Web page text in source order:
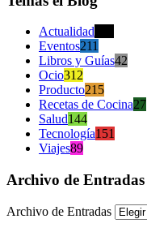
Actualidad
Eventos211
Libros y Guías42
Ocio312
Producto215
Recetas de Cocina27
Salud144
Tecnología151
Viajes89
Archivo de Entradas
Archivo de Entradas